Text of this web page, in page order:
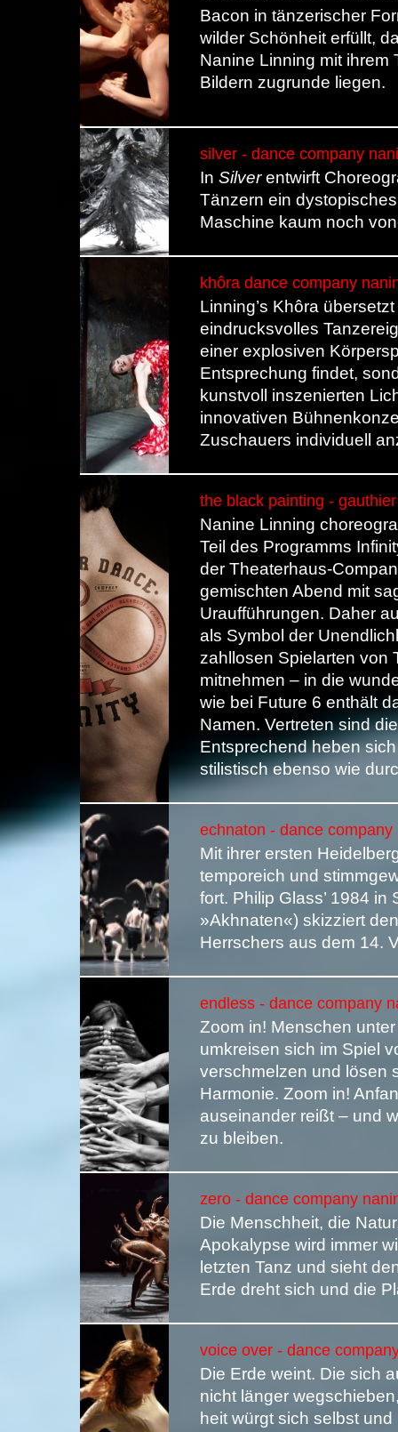
Bacon in tänzerischer
wilder Schönheit erfüllt,
Nanine Linning mit ihrem
Bildern zugrunde liegen.
silver - dance company
In Silverentwirft
Tänzern ein
Maschine kaum noch
khôra dance company
Linning’s Khôra
eindrucksvolles
einer explosiven
Entsprechung findet,
kunstvoll inszenierten
innovativen
Zuschauers individuell
the black painting -
Nanine Linning
Teil des Programms
der Theaterhaus-
gemischten Abend mit
Uraufführungen. Daher
als Symbol der
zahllosen Spielarten von
mitnehmen – in die
wie bei Future 6 enthält
Namen. Vertreten sind
Entsprechend heben
stilistisch ebenso wie
echnaton - dance
Mit ihrer ersten
temporeich und
fort. Philip Glass’ 1984
»Akhnaten«) skizziert
Herrschers aus dem 14.
endless - dance company
Zoom in! Menschen
umkreisen sich im Spiel
verschmelzen und lösen
Harmonie. Zoom in!
auseinander reißt – und
zu bleiben.
zero - dance company
Die Menschheit, die
Apokalypse wird immer
letzten Tanz und sieht
Erde dreht sich und die
voice over - dance
Die Erde weint. Die sich
nicht länger
heit würgt sich selbst